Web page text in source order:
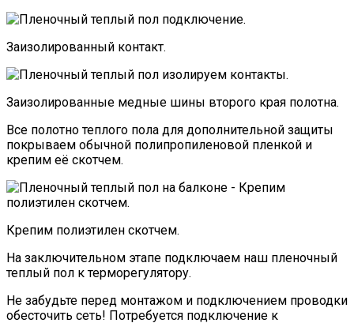
Заизолированный контакт.
Заизолированные медные шины второго края полотна.
Все полотно теплого пола для дополнительной защиты
покрываем обычной полипропиленовой пленкой и
крепим её скотчем.
Крепим полиэтилен скотчем.
На заключительном этапе подключаем наш пленочный
теплый пол к терморегулятору.
Не забудьте перед монтажом и подключением проводки
обесточить сеть! Потребуется подключение к